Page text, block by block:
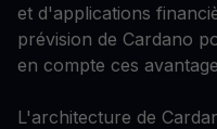
et d'applications
prévision de Cardano
en compte ces
L'architecture de